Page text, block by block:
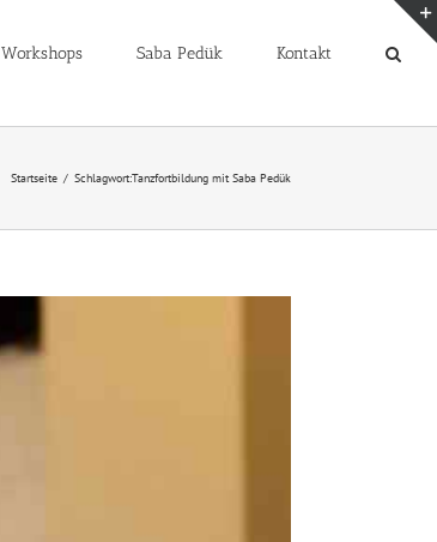
Workshops Saba Pedük Kontakt
Startseite Schlagwort:Tanzfortbildung mit Saba Pedük